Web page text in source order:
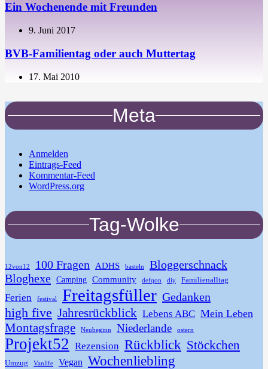
Ein Wochenende mit Freunden
9. Juni 2017
BVB-Familientag oder auch Muttertag
17. Mai 2010
Meta
Anmelden
Eintrags-Feed
Kommentar-Feed
WordPress.org
Tag-Wolke
12von12 100 Fragen ADHS basteln
Bloggerschnack
Bloghexe Camping Community defqon diy Familienalltag
Ferien festival Freitagsfüller Gedanken
high five Jahresrückblick Lebens ABC Mein Leben
Montagsfrage Neubeginn Niederlande ostern
Projekt52 Rezension Rückblick Stöckchen
Umzug Vanlife Vegan Wochenliebling